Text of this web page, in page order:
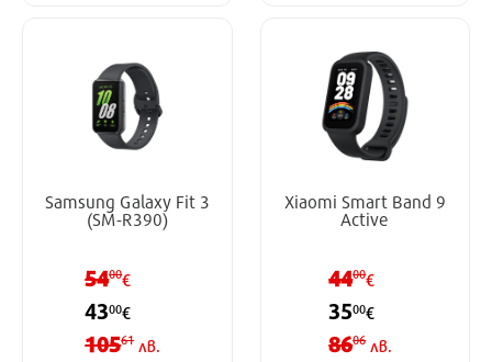
Samsung Galaxy Fit 3
(SM-R390)
5400€
4300€
10561лв.
Xiaomi Smart Band 9
Active
4400€
3500€
8606лв.